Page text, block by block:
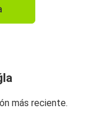
más reciente.